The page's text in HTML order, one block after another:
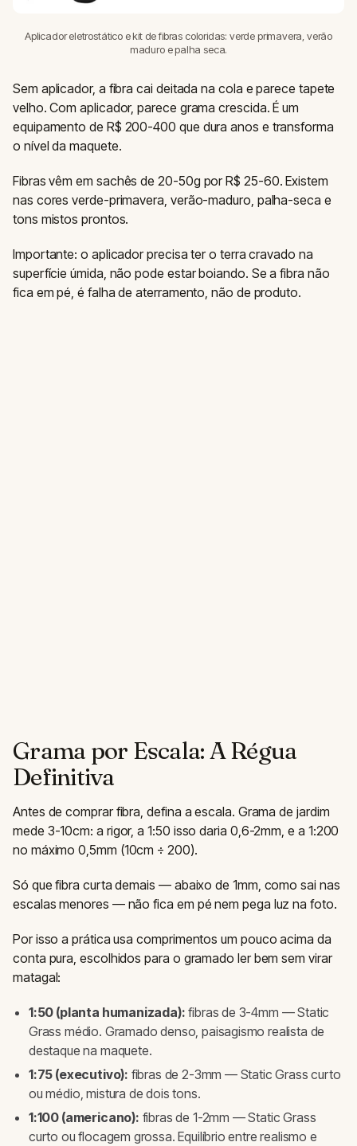
Aplicador eletrostático e kit de fibras coloridas: verde primavera, verão
maduro e palha seca.
Sem aplicador, a fibra cai deitada na cola e parece tapete
velho. Com aplicador, parece grama crescida. É um
equipamento de R$ 200-400 que dura anos e transforma
o nível da maquete.
Fibras vêm em sachês de 20-50g por R$ 25-60. Existem
nas cores verde-primavera, verão-maduro, palha-seca e
tons mistos prontos.
Importante: o aplicador precisa ter o terra cravado na
superfície úmida, não pode estar boiando. Se a fibra não
fica em pé, é falha de aterramento, não de produto.
Grama por Escala: A Régua
Definitiva
Antes de comprar fibra, defina a escala. Grama de jardim
mede 3-10cm: a rigor, a 1:50 isso daria 0,6-2mm, e a 1:200
no máximo 0,5mm (10cm ÷ 200).
Só que fibra curta demais — abaixo de 1mm, como sai nas
escalas menores — não fica em pé nem pega luz na foto.
Por isso a prática usa comprimentos um pouco acima da
conta pura, escolhidos para o gramado ler bem sem virar
matagal:
1:50 (planta humanizada): fibras de 3-4mm — Static
Grass médio. Gramado denso, paisagismo realista de
destaque na maquete.
1:75 (executivo): fibras de 2-3mm — Static Grass curto
ou médio, mistura de dois tons.
1:100 (americano): fibras de 1-2mm — Static Grass
curto ou flocagem grossa. Equilíbrio entre realismo e